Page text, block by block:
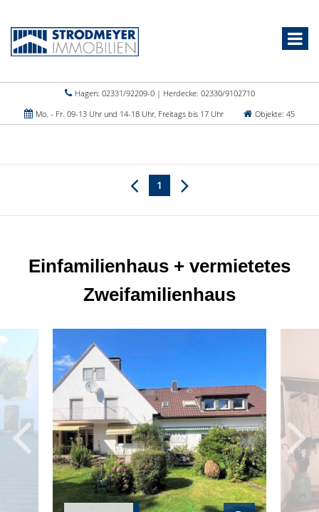
Hagen: 02331/92209-0 | Herdecke: 02330/9102710
Mo. - Fr. 09-13 Uhr und 14-18 Uhr, Freitags bis 17 Uhr
Objekte: 45
1
Einfamilienhaus + vermietetes
Zweifamilienhaus